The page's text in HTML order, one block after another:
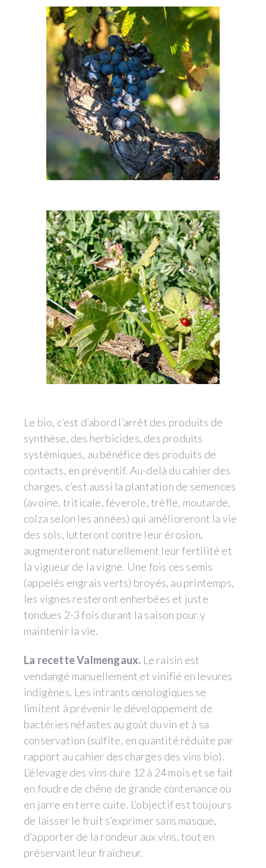
Le bio, c’est d’abord l’arrêt des produits de
synthèse, des herbicides, des produits
systémiques, au bénéfice des produits de
contacts, en préventif. Au-delà du cahier des
charges, c’est aussi la plantation de semences
(avoine, triticale, féverole, trèfle, moutarde,
colza selon les années) qui amélioreront la vie
des sols, lutteront contre leur érosion,
augmenteront naturellement leur fertilité et
la vigueur de la vigne. Une fois ces semis
(appelés engrais verts) broyés, au printemps,
les vignes resteront enherbées et juste
tondues 2-3 fois durant la saison pour y
maintenir la vie.
La recette Valmengaux. Le raisin est
vendangé manuellement et vinifié en levures
indigènes. Les intrants œnologiques se
limitent à prévenir le développement de
bactéries néfastes au goût du vin et à sa
conservation (sulfite, en quantité réduite par
rapport au cahier des charges des vins bio).
L’élevage des vins dure 12 à 24 mois et se fait
en foudre de chêne de grande contenance ou
en jarre en terre cuite. L’objectif est toujours
de laisser le fruit s’exprimer sans masque,
d’apporter de la rondeur aux vins, tout en
préservant leur fraîcheur.